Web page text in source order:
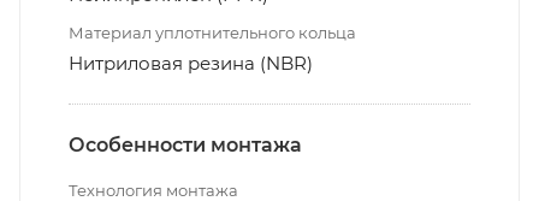
Материал уплотнительного кольца
Нитриловая резина (NBR)
Особенности монтажа
Технология монтажа